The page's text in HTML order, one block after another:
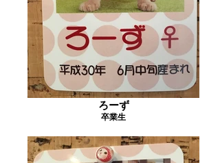
ろーず
卒業生